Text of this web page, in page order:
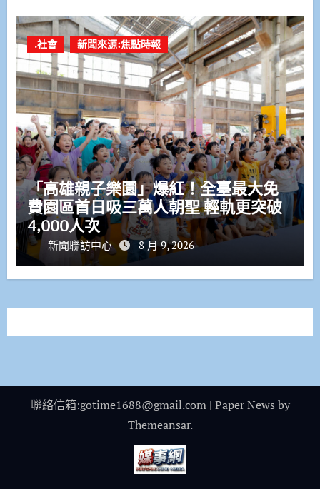
.社會 新聞來源:焦點時報
「高雄親子樂園」爆紅！全臺最大免
費園區首日吸三萬人朝聖 輕軌更突破
4,000人次
新聞聯訪中心 8 月 9, 2026
聯絡信箱:gotime1688@gmail.com | Paper News by
Themeansar.